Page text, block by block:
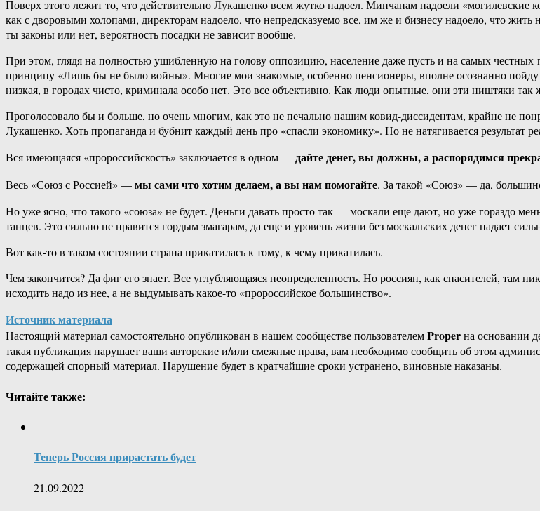
Поверх этого лежит то, что действительно Лукашенко всем жутко надоел. Минчанам надоели «могилевские
как с дворовыми холопами, директорам надоело, что непредсказуемо все, им же и бизнесу надоело, что
ты законы или нет, вероятность посадки не зависит вообще.
При этом, глядя на полностью ушибленную на голову оппозицию, население даже пусть и на самых
принципу «Лишь бы не было войны». Многие мои знакомые, особенно пенсионеры, вполне осознанно
низкая, в городах чисто, криминала особо нет. Это все объективно. Как люди опытные, они эти ништяки так
Проголосовало бы и больше, но очень многим, как это не печально нашим ковид-диссидентам, крайне не
Лукашенко. Хоть пропаганда и бубнит каждый день про «спасли экономику». Но не натягивается результат
Вся имеющаяся «пророссийскость» заключается в одном —дайте денег, вы должны, а распорядимся
Весь «Союз с Россией» —мы сами что хотим делаем, а вы нам помогайте. За такой «Союз» — да,
Но уже ясно, что такого «союза» не будет. Деньги давать просто так — москали еще дают, но уже гораздо
танцев. Это сильно не нравится гордым змагарам, да еще и уровень жизни без москальских денег падает
Вот как-то в таком состоянии страна прикатилась к тому, к чему прикатилась.
Чем закончится? Да фиг его знает. Все углубляющаяся неопределенность. Но россиян, как спасителей, там
исходить надо из нее, а не выдумывать какое-то «пророссийское большинство».
Источник материала
Настоящий материал самостоятельно опубликован в нашем сообществе пользователемProperна основании
такая публикация нарушает ваши авторские и/или смежные права, вам необходимо сообщить об этом
содержащей спорный материал. Нарушение будет в кратчайшие сроки устранено, виновные наказаны.
Читайте также:
Теперь Россия прирастать будет
21.09.2022